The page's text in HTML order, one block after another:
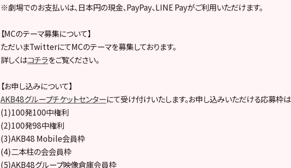
※劇場でのお支払いは、日本円の現金、PayPay、LINE Payがご利用いただけます。
【MCのテーマ募集について】
ただいまTwitterにてMCのテーマを募集しております。
詳しくはコチラをご覧ください。
【お申し込みについて】
AKB48グループチケットセンターにて受け付けいたします。お申し込みいただける応募枠は
(1)100発100中権利
(2)100発98中権利
(3)AKB48 Mobile会員枠
(4)二本柱の会会員枠
(5)AKB48グループ映像倉庫会員枠